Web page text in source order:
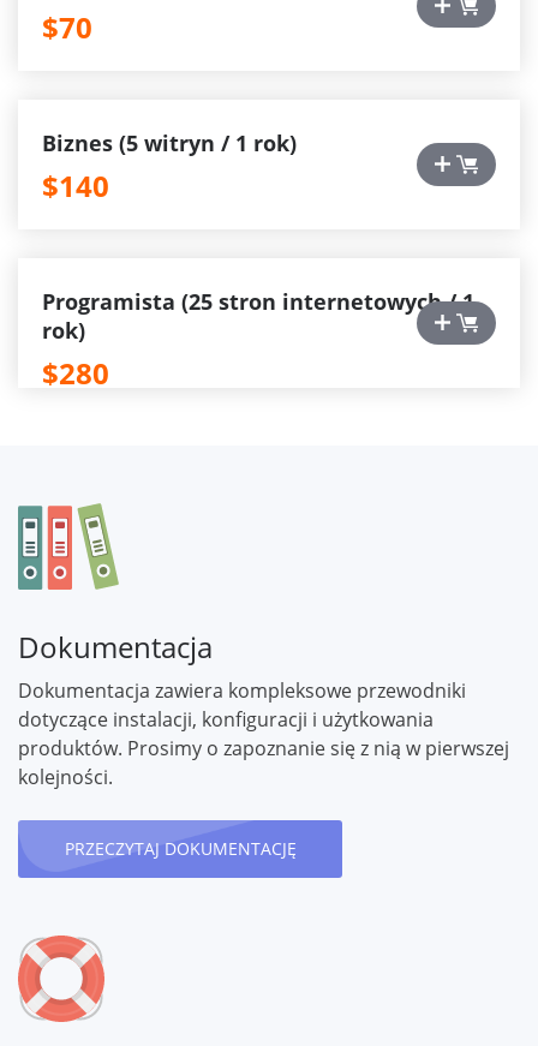
$70
Biznes (5 witryn / 1 rok)
$140
Programista (25 stron internetowych / 1
rok)
$280
Dokumentacja
Dokumentacja zawiera kompleksowe przewodniki
dotyczące instalacji, konfiguracji i użytkowania
produktów. Prosimy o zapoznanie się z nią w pierwszej
kolejności.
PRZECZYTAJ DOKUMENTACJĘ